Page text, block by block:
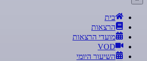
בית
הרצאות
מועדי הרצאות
VOD
השיעור היומי